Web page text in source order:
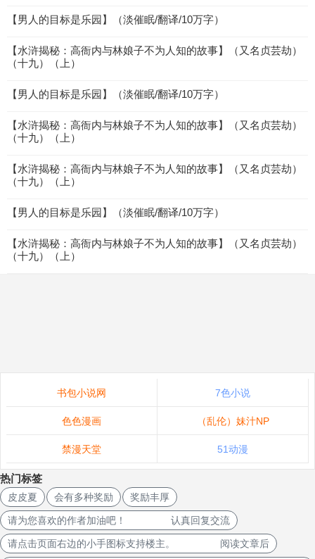
【男人的目标是乐园】（淡催眠/翻译/10万字）
【水浒揭秘：高衙内与林娘子不为人知的故事】（又名贞芸劫）
（十九）（上）
【男人的目标是乐园】（淡催眠/翻译/10万字）
【水浒揭秘：高衙内与林娘子不为人知的故事】（又名贞芸劫）
（十九）（上）
【水浒揭秘：高衙内与林娘子不为人知的故事】（又名贞芸劫）
（十九）（上）
【男人的目标是乐园】（淡催眠/翻译/10万字）
【水浒揭秘：高衙内与林娘子不为人知的故事】（又名贞芸劫）
（十九）（上）
书包小说网 7色小说
色色漫画 （乱伦）妹汁NP
禁漫天堂 51动漫
热门标签
皮皮夏 会有多种奖励 奖励丰厚
请为您喜欢的作者加油吧！ 认真回复交流
请点击页面右边的小手图标支持楼主。 阅读文章后